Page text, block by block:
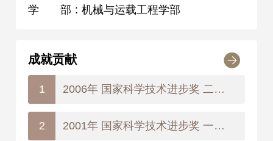
学部 : 机械与运载工程学部
成就贡献
1 2006年 国家科学技术进步奖 二等奖
2 2001年 国家科学技术进步奖 一等奖